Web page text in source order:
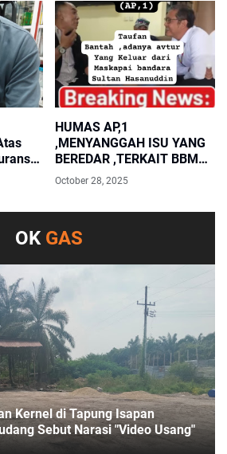
HUMAS AP,1
,MENYANGGAH ISU YANG
BEREDAR ,TERKAIT BBM
JENIS AVTUR YANG LOLOS
KELUAR DARI BANDARA
October 28, 2025
OK GAS
Kernel di Tapung Isapan
Sebut Narasi "Video Usang"